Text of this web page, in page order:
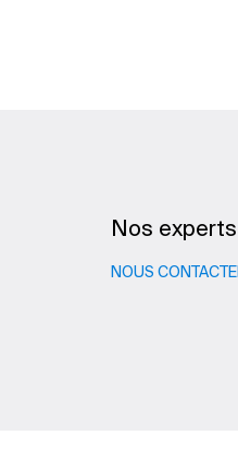
Nos
NOUS